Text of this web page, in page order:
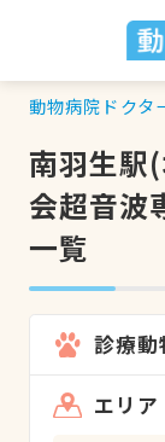
動物病院ドクタ
南羽生駅
会超音波
一覧
診療動
エリア